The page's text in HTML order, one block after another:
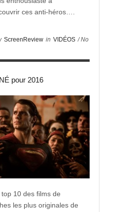
ces anti-héros….
ScreenReview in VIDÉOS / No
pour 2016
10 des films de
les plus originales de